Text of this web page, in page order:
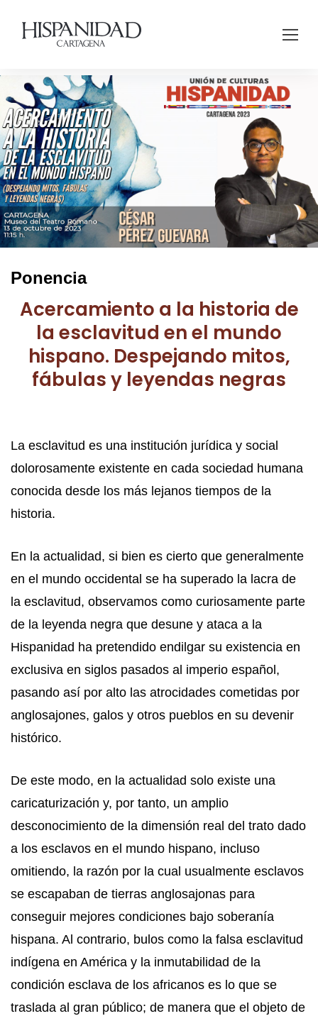
Ponencia
Acercamiento a la historia de
la esclavitud en el mundo
hispano. Despejando mitos,
fábulas y leyendas negras
La esclavitud es una institución jurídica y social
dolorosamente existente en cada sociedad humana
conocida desde los más lejanos tiempos de la
historia.
En la actualidad, si bien es cierto que generalmente
en el mundo occidental se ha superado la lacra de
la esclavitud, observamos como curiosamente parte
de la leyenda negra que desune y ataca a la
Hispanidad ha pretendido endilgar su existencia en
exclusiva en siglos pasados al imperio español,
pasando así por alto las atrocidades cometidas por
anglosajones, galos y otros pueblos en su devenir
histórico.
De este modo, en la actualidad solo existe una
caricaturización y, por tanto, un amplio
desconocimiento de la dimensión real del trato dado
a los esclavos en el mundo hispano, incluso
omitiendo, la razón por la cual usualmente esclavos
se escapaban de tierras anglosajonas para
conseguir mejores condiciones bajo soberanía
hispana. Al contrario, bulos como la falsa esclavitud
indígena en América y la inmutabilidad de la
condición esclava de los africanos es lo que se
traslada al gran público; de manera que el objeto de